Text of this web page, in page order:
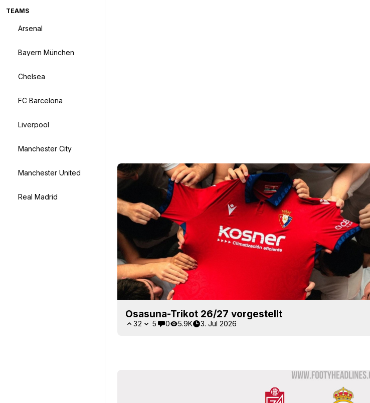
TEAMS
Arsenal
Bayern München
Chelsea
FC Barcelona
Liverpool
Manchester City
Manchester United
Real Madrid
Osasuna-Trikot 26/27 vorgestellt
32 5 0 5.9K 3. Jul 2026